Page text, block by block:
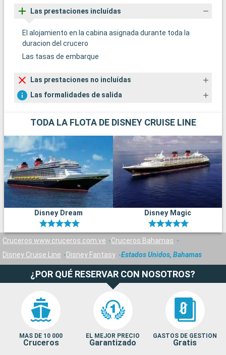
Las prestaciones incluídas
El alojamiento en la cabina asignada durante toda la
duracion del crucero
Las tasas de embarque
Las prestaciones no incluídas
Las formalidades de salida
TODA LA FLOTA DE DISNEY CRUISE LINE
Disney Dream Disney Magic
Cruceros www.cruceros.com.ve
Cruceros Bahamas
Disney Cruise Line
Disney Fantasy Estados Unidos, Bahamas
¿POR QUÉ RESERVAR CON NOSOTROS?
MAS DE 10 000
Cruceros
EL MEJOR PRECIO
Garantizado
GASTOS DE GESTION
Gratis